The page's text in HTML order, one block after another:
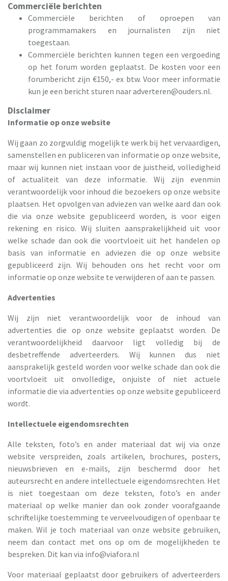
Commerciële berichten
Commerciële berichten of oproepen van
programmamakers en journalisten zijn niet
toegestaan.
Commerciële berichten kunnen tegen een vergoeding
op het forum worden geplaatst. De kosten voor een
forumbericht zijn €150,- ex btw. Voor meer informatie
kun je een bericht sturen naaradverteren@ouders.nl.
Disclaimer
Informatie op onze website
Wij gaan zo zorgvuldig mogelijk te werk bij het vervaardigen,
samenstellen en publiceren van informatie op onze website,
maar wij kunnen niet instaan voor de juistheid, volledigheid
of actualiteit van deze informatie. Wij zijn evenmin
verantwoordelijk voor inhoud die bezoekers op onze website
plaatsen. Het opvolgen van adviezen van welke aard dan ook
die via onze website gepubliceerd worden, is voor eigen
rekening en risico. Wij sluiten aansprakelijkheid uit voor
welke schade dan ook die voortvloeit uit het handelen op
basis van informatie en adviezen die op onze website
gepubliceerd zijn. Wij behouden ons het recht voor om
informatie op onze website te verwijderen of aan te passen.
Advertenties
Wij zijn niet verantwoordelijk voor de inhoud van
advertenties die op onze website geplaatst worden. De
verantwoordelijkheid daarvoor ligt volledig bij de
desbetreffende adverteerders. Wij kunnen dus niet
aansprakelijk gesteld worden voor welke schade dan ook die
voortvloeit uit onvolledige, onjuiste of niet actuele
informatie die via advertenties op onze website gepubliceerd
wordt.
Intellectuele eigendomsrechten
Alle teksten, foto’s en ander materiaal dat wij via onze
website verspreiden, zoals artikelen, brochures, posters,
nieuwsbrieven en e-mails, zijn beschermd door het
auteursrecht en andere intellectuele eigendomsrechten. Het
is niet toegestaan om deze teksten, foto’s en ander
materiaal op welke manier dan ook zonder voorafgaande
schriftelijke toestemming te verveelvoudigen of openbaar te
maken. Wil je toch materiaal van onze website gebruiken,
neem dan contact met ons op om de mogelijkheden te
bespreken. Dit kan via info@viafora.nl
Voor materiaal geplaatst door gebruikers of adverteerders